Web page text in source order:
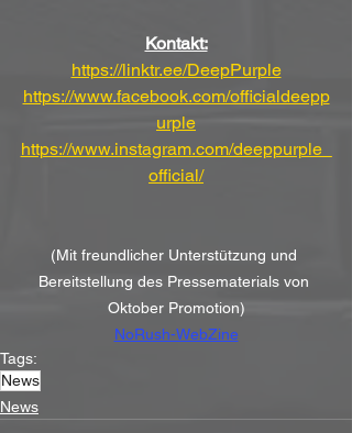
Kontakt:
https://linktr.ee/DeepPurple
https://www.facebook.com/officialdeepp
urple
https://www.instagram.com/deeppurple_
official/
(Mit freundlicher Unterstützung und
Bereitstellung des Pressematerials von
Oktober Promotion)
NoRush-WebZine
Tags:
News
News